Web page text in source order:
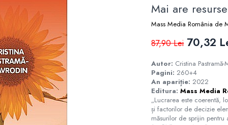
Mai are
Mass Media România de
87,90 Lei 70,32
Autor: Cristina Pastramă-
Pagini: 260+4
An apariție: 2022
Editura:Mass Media
„Lucrarea este coerentă,
și factorilor de decizie
măsurilor de sprijin